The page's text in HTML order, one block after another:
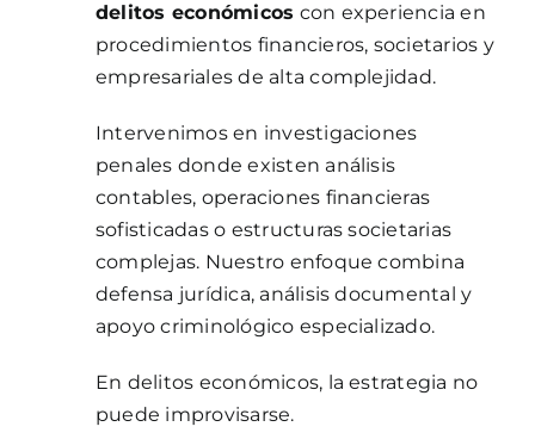
delitos económicos con experiencia en
procedimientos financieros, societarios y
empresariales de alta complejidad.
Intervenimos en investigaciones
penales donde existen análisis
contables, operaciones financieras
sofisticadas o estructuras societarias
complejas. Nuestro enfoque combina
defensa jurídica, análisis documental y
apoyo criminológico especializado.
En delitos económicos, la estrategia no
puede improvisarse.